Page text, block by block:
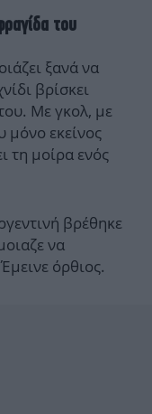
του
ξανά να
βρίσκει
Με γκολ, με
μόνο εκείνος
τη μοίρα ενός
βρέθηκε
να
όρθιος.